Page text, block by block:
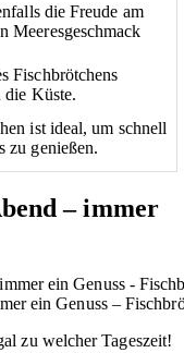
die Freude am
Meeresgeschmack
Fischbrötchens
die Küste.
ist ideal, um schnell
zu genießen.
– immer
ein Genuss –
zu welcher Tageszeit!